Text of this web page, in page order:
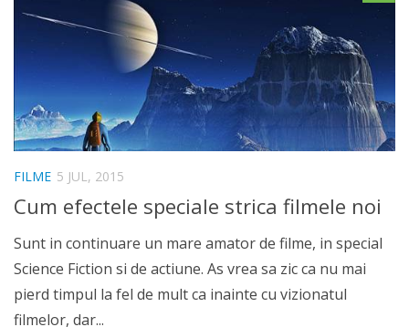
FILME 5 JUL, 2015
Cum efectele speciale strica filmele noi
Sunt in continuare un mare amator de filme, in special
Science Fiction si de actiune. As vrea sa zic ca nu mai
pierd timpul la fel de mult ca inainte cu vizionatul
filmelor, dar...